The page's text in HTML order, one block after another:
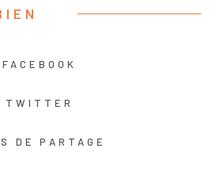
FACEBOOK
TWITTER
DE PARTAGE